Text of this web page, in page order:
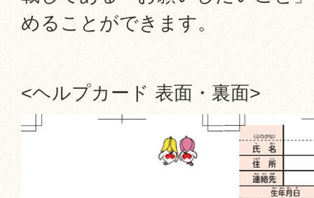
めることができます。
<ヘルプカード 表面・裏面>